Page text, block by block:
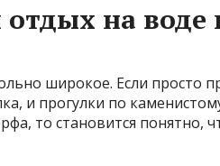
на воде
широкое. Если просто
и прогулки по
то становится понятно,